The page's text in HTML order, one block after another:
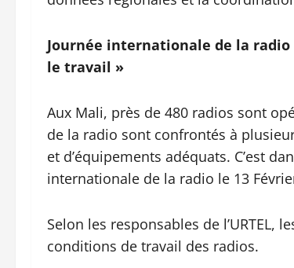
Journée internationale de la
le travail »
Aux Mali, près de 480 radios sont
de la radio sont confrontés à
et d’équipements adéquats. C’est
internationale de la radio le 13
Selon les responsables de
conditions de travail des radios.